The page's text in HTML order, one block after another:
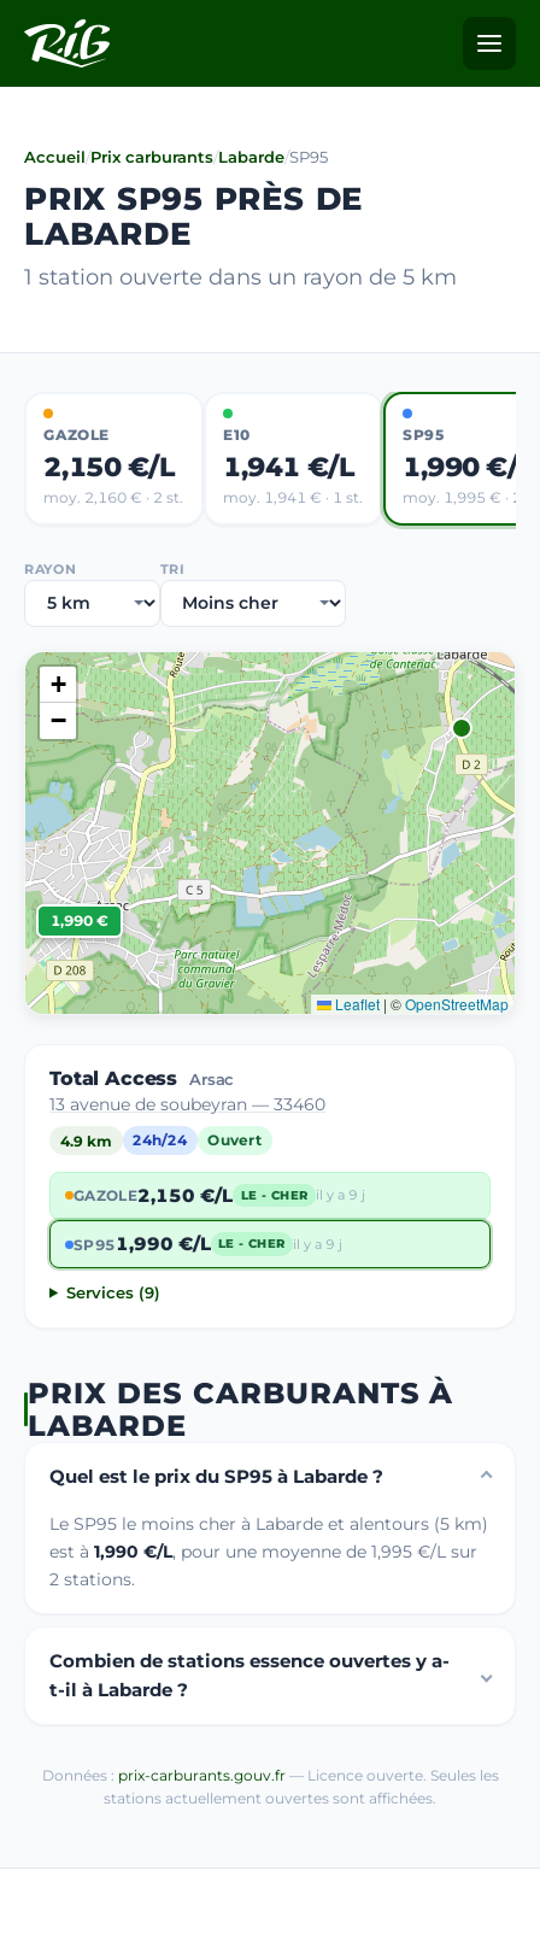
Accueil/Prix carburants/Labarde/SP95
PRIX SP95 PRÈS DE
LABARDE
1 station ouverte dans un rayon de 5 km
GAZOLE
2,150 €/L
moy. 2,160 € · 2 st.
E10
1,941 €/L
moy. 1,941 € · 1 st.
SP95
1,990 €/L
moy. 1,995 € · 2
RAYON TRI
1,990 €
+
−
Leaflet | ©OpenStreetMap
Total Access Arsac
13 avenue de soubeyran — 33460
4.9 km 24h/24 Ouvert
GAZOLE2,150 €/L LE - CHER il y a 9 j
SP951,990 €/L LE - CHER il y a 9 j
Services (9)
PRIX DES CARBURANTS À
LABARDE
Quel est le prix du SP95 à Labarde ?
Le SP95 le moins cher à Labarde et alentours (5 km)
est à 1,990 €/L, pour une moyenne de 1,995 €/L sur
2 stations.
Combien de stations essence ouvertes y a-
t-il à Labarde ?
Données : prix-carburants.gouv.fr— Licence ouverte. Seules les
stations actuellement ouvertes sont affichées.